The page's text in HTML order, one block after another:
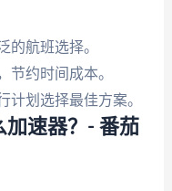
的航班选择。
节约时间成本。
计划选择最佳方案。
加速器？- 番茄